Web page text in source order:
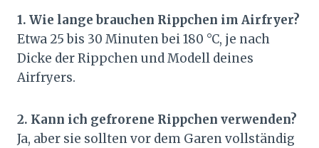
1. Wie lange brauchen Rippchen im Airfryer?
Etwa 25 bis 30 Minuten bei 180 °C, je nach
Dicke der Rippchen und Modell deines
Airfryers.
2. Kann ich gefrorene Rippchen verwenden?
Ja, aber sie sollten vor dem Garen vollständig